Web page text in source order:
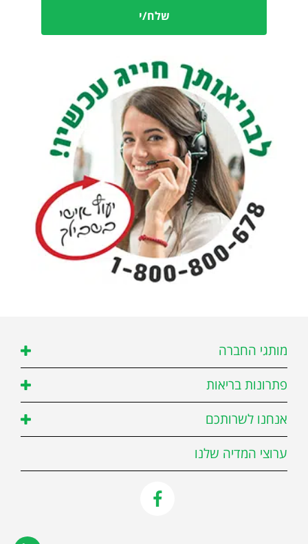
מותגי החברה
פתרונות בריאות
אנחנו לשרותכם
ערוצי המדיה שלנו